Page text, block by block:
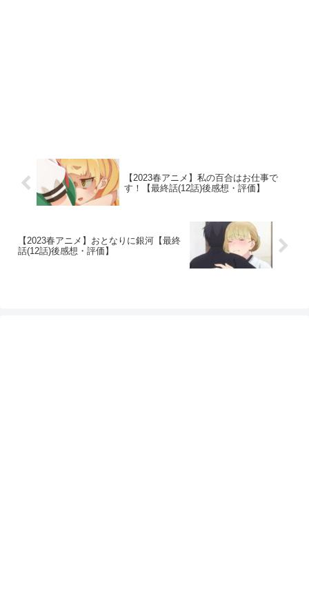
【2023春アニメ】私の百合はお仕事で
す！【最終話(12話)後感想・評価】
【2023春アニメ】おとなりに銀河【最終
話(12話)後感想・評価】